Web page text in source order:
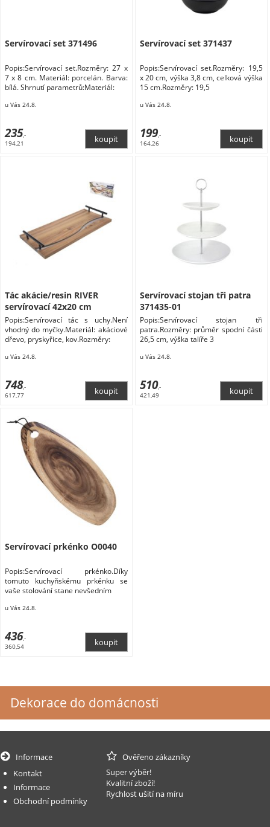
Servírovací set 371496
Popis:Servírovací set.Rozměry: 27 x
7 x 8 cm. Materiál: porcelán. Barva:
bílá. Shrnutí parametrů:Materiál:
u Vás 24.8.
235,-
194,21
Servírovací set 371437
Popis:Servírovací set.Rozměry: 19,5
x 20 cm, výška 3,8 cm, celková výška
15 cm.Rozměry: 19,5
u Vás 24.8.
199,-
164,26
Tác akácie/resin RIVER
servírovací 42x20 cm
Popis:Servírovací tác s uchy.Není
vhodný do myčky.Materiál: akáciové
dřevo, pryskyřice, kov.Rozměry:
u Vás 24.8.
748,-
617,77
Servírovací stojan tři patra
371435-01
Popis:Servírovací stojan tři
patra.Rozměry: průměr spodní části
26,5 cm, výška talíře 3
u Vás 24.8.
510,-
421,49
Servírovací prkénko O0040
Popis:Servírovací prkénko.Díky
tomuto kuchyňskému prkénku se
vaše stolování stane nevšedním
u Vás 24.8.
436,-
360,54
Dekorace do domácnosti
Informace
Kontakt
Informace
Obchodní podmínky
Ověřeno zákazníky
Super výběr!
Kvalitní zboží!
Rychlost ušití na míru